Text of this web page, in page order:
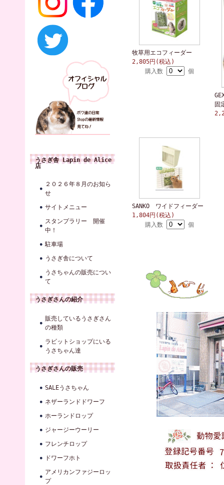
うさぎ舎 Lapin de Alice
店
２０２６年８月のお知ら
せ
サイトメニュー
スタンプラリー 開催
中！
駐車場
うさぎ舎について
うさちゃんの販売につい
て
うさぎさんの紹介
販売しているうさぎさん
の種類
ラビットショップにいる
うさちゃん達
うさぎさんの販売
SALEうさちゃん
ネザーランドドワーフ
ホーランドロップ
ジャージーウーリー
フレンチロップ
ドワーフホト
アメリカンファジーロッ
プ
牧草用エコフィーダー
2,805円(税込)
購入数
個
固
SANKO ワイドフィーダー
1,804円(税込)
購入数
個